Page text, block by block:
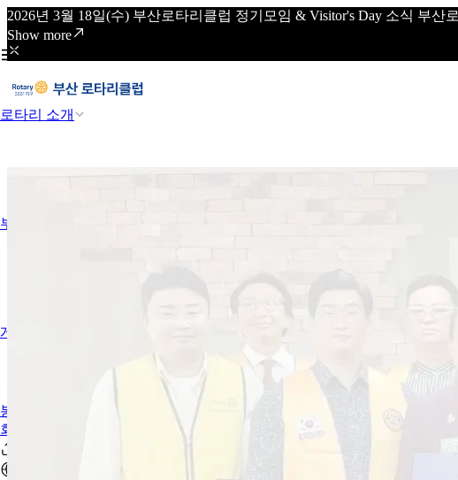
2026년 3월 18일(수) 부산로타리클럽 정기모임 & Visitor's Day 소식 부
Show more
로타리 소개
부산 로타리클럽 소개
게시판
봉사/후원 활동
회비 및 후원 안내